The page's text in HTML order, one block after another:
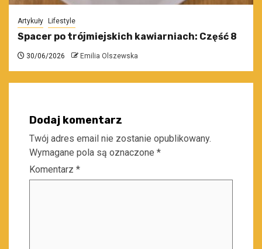
Artykuły Lifestyle
Spacer po trójmiejskich kawiarniach: Część 8
30/06/2026 Emilia Olszewska
Dodaj komentarz
Twój adres email nie zostanie opublikowany.
Wymagane pola są oznaczone *
Komentarz *